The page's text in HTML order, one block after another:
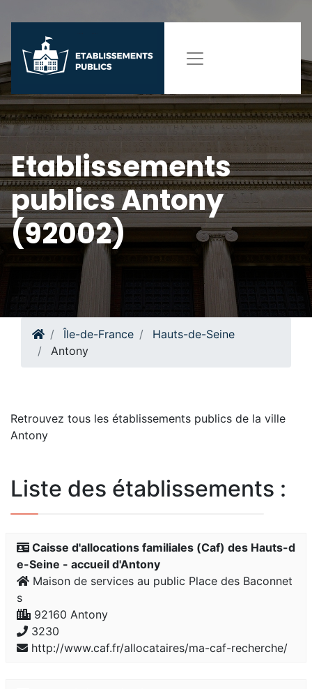
Etablissements
publics Antony
(92002)
Île-de-France
Hauts-de-Seine
Antony
Retrouvez tous les établissements publics de la ville
Antony
Liste des établissements :
Caisse d'allocations familiales (Caf) des Hauts-d
e-Seine - accueil d'Antony
Maison de services au public Place des Baconnet
s
92160 Antony
3230
http://www.caf.fr/allocataires/ma-caf-recherche/